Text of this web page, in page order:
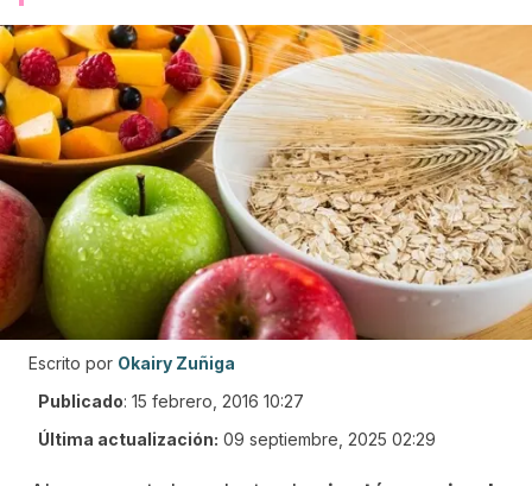
Escrito por Okairy Zuñiga
Publicado: 15 febrero, 2016 10:27
Última actualización: 09 septiembre, 2025 02:29